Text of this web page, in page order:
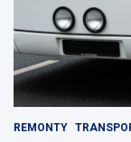
REMONTY